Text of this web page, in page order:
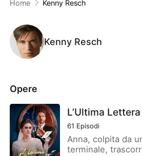
Home Kenny Resch
Kenny Resch
Opere
L’Ultima
61 Episodi
Anna, colpita da
terminale,